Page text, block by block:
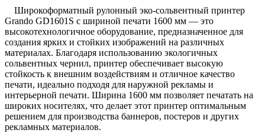
Широкоформатный рулонный эко-сольвентный принтер
Grando GD1601S с шириной печати 1600 мм — это
высокотехнологичное оборудование, предназначенное для
создания ярких и стойких изображений на различных
материалах. Благодаря использованию экологичных
сольвентных чернил, принтер обеспечивает высокую
стойкость к внешним воздействиям и отличное качество
печати, идеально подходя для наружной рекламы и
интерьерной печати. Ширина 1600 мм позволяет печатать на
широких носителях, что делает этот принтер оптимальным
решением для производства баннеров, постеров и других
рекламных материалов.